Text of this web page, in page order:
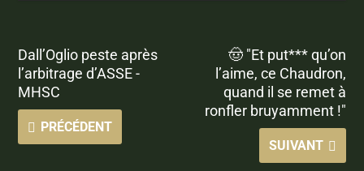
Dall’Oglio peste après
l’arbitrage d’ASSE -
MHSC
PRÉCÉDENT
🤠 "Et put*** qu’on
l’aime, ce Chaudron,
quand il se remet à
ronfler bruyamment !"
SUIVANT